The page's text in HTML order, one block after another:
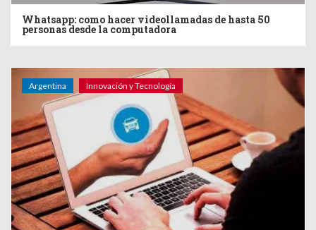
Whatsapp: como hacer videollamadas de hasta 50
personas desde la computadora
Argentina Innovación y Tecnología